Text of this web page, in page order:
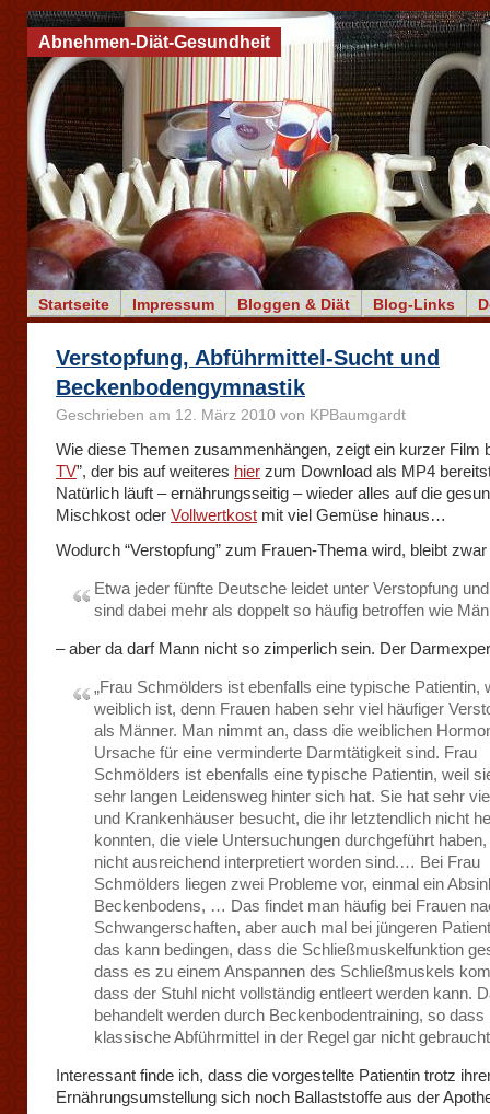
Startseite Impressum Bloggen & Diät Blog-Links
Abnehmen-Diät-Gesundheit
Verstopfung, Abführmittel-Sucht und
Beckenbodengymnastik
Geschrieben am 12. März 2010 von KPBaumgardt
Wie diese Themen zusammenhängen, zeigt ein kurzer Film
TV”, der bis auf weiteres hier zum Download als MP4
Natürlich läuft – ernährungsseitig – wieder alles auf die
Mischkost oder Vollwertkost mit viel Gemüse hinaus…
Wodurch “Verstopfung” zum Frauen-Thema wird, bleibt
Etwa jeder fünfte Deutsche leidet unter Verstopfung
sind dabei mehr als doppelt so häufig betroffen wie
– aber da darf Mann nicht so zimperlich sein. Der
„Frau Schmölders ist ebenfalls eine typische Patientin,
weiblich ist, denn Frauen haben sehr viel häufiger
als Männer. Man nimmt an, dass die weiblichen
Ursache für eine verminderte Darmtätigkeit sind. Frau
Schmölders ist ebenfalls eine typische Patientin, weil
sehr langen Leidensweg hinter sich hat. Sie hat sehr
und Krankenhäuser besucht, die ihr letztendlich nicht
konnten, die viele Untersuchungen durchgeführt
nicht ausreichend interpretiert worden sind.… Bei Frau
Schmölders liegen zwei Probleme vor, einmal ein
Beckenbodens, … Das findet man häufig bei Frauen
Schwangerschaften, aber auch mal bei jüngeren
das kann bedingen, dass die Schließmuskelfunktion
dass es zu einem Anspannen des Schließmuskels
dass der Stuhl nicht vollständig entleert werden kann.
behandelt werden durch Beckenbodentraining, so dass
klassische Abführmittel in der Regel gar nicht
Interessant finde ich, dass die vorgestellte Patientin trotz
Ernährungsumstellung sich noch Ballaststoffe aus der